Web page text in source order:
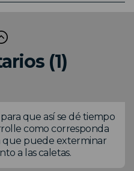
(1)
que así se dé tiempo
como corresponda
que puede exterminar
a las caletas.